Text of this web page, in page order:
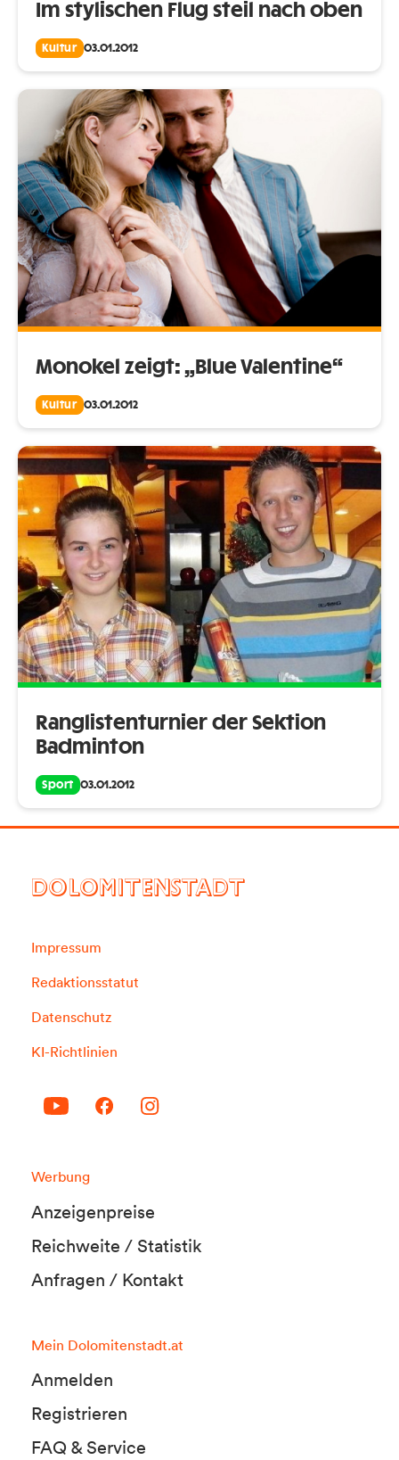
Im stylischen Flug steil nach oben
Kultur 03.01.2012
Monokel zeigt: „Blue Valentine“
Kultur 03.01.2012
Ranglistenturnier der Sektion
Badminton
Sport 03.01.2012
DOLOMITENSTADT
Impressum
Redaktionsstatut
Datenschutz
KI-Richtlinien
Werbung
Anzeigenpreise
Reichweite / Statistik
Anfragen / Kontakt
Mein Dolomitenstadt.at
Anmelden
Registrieren
FAQ & Service